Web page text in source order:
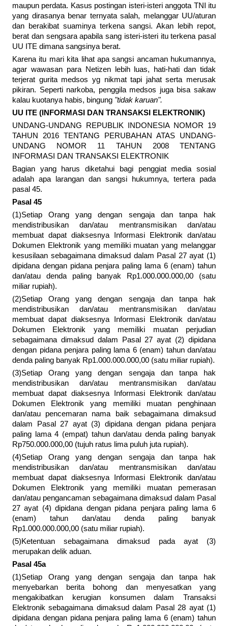
maupun perdata. Kasus postingan isteri-isteri anggota TNI itu
yang dirasanya benar ternyata salah, melanggar UU/aturan
dan berakibat suaminya terkena sangsi. Akan lebih repot,
berat dan sengsara apabila sang isteri-isteri itu terkena pasal
UU ITE dimana sangsinya berat.
Karena itu mari kita lihat apa sangsi ancaman hukumannya,
agar wawasan para Netizen lebih luas, hati-hati dan tidak
terjerat gurita medsos yg nikmat tapi jahat serta merusak
pikiran. Seperti narkoba, penggila medsos juga bisa sakaw
kalau kuotanya habis, bingung "tidak karuan".
UU ITE (INFORMASI DAN TRANSAKSI ELEKTRONIK)
UNDANG-UNDANG REPUBLIK INDONESIA NOMOR 19
TAHUN 2016 TENTANG PERUBAHAN ATAS UNDANG-
UNDANG NOMOR 11 TAHUN 2008 TENTANG
INFORMASI DAN TRANSAKSI ELEKTRONIK
Bagian yang harus diketahui bagi penggiat media sosial
adalah apa larangan dan sangsi hukumnya, tertera pada
pasal 45.
Pasal 45
(1)Setiap Orang yang dengan sengaja dan tanpa hak
mendistribusikan dan/atau mentransmisikan dan/atau
membuat dapat diaksesnya Informasi Elektronik dan/atau
Dokumen Elektronik yang memiliki muatan yang melanggar
kesusilaan sebagaimana dimaksud dalam Pasal 27 ayat (1)
dipidana dengan pidana penjara paling lama 6 (enam) tahun
dan/atau denda paling banyak Rp1.000.000.000,00 (satu
miliar rupiah).
(2)Setiap Orang yang dengan sengaja dan tanpa hak
mendistribusikan dan/atau mentransmisikan dan/atau
membuat dapat diaksesnya Informasi Elektronik dan/atau
Dokumen Elektronik yang memiliki muatan perjudian
sebagaimana dimaksud dalam Pasal 27 ayat (2) dipidana
dengan pidana penjara paling lama 6 (enam) tahun dan/atau
denda paling banyak Rp1.000.000.000,00 (satu miliar rupiah).
(3)Setiap Orang yang dengan sengaja dan tanpa hak
mendistribusikan dan/atau mentransmisikan dan/atau
membuat dapat diaksesnya Informasi Elektronik dan/atau
Dokumen Elektronik yang memiliki muatan penghinaan
dan/atau pencemaran nama baik sebagaimana dimaksud
dalam Pasal 27 ayat (3) dipidana dengan pidana penjara
paling lama 4 (empat) tahun dan/atau denda paling banyak
Rp750.000.000,00 (tujuh ratus lima puluh juta rupiah).
(4)Setiap Orang yang dengan sengaja dan tanpa hak
mendistribusikan dan/atau mentransmisikan dan/atau
membuat dapat diaksesnya Informasi Elektronik dan/atau
Dokumen Elektronik yang memiliki muatan pemerasan
dan/atau pengancaman sebagaimana dimaksud dalam Pasal
27 ayat (4) dipidana dengan pidana penjara paling lama 6
(enam) tahun dan/atau denda paling banyak
Rp1.000.000.000,00 (satu miliar rupiah).
(5)Ketentuan sebagaimana dimaksud pada ayat (3)
merupakan delik aduan.
Pasal 45a
(1)Setiap Orang yang dengan sengaja dan tanpa hak
menyebarkan berita bohong dan menyesatkan yang
mengakibatkan kerugian konsumen dalam Transaksi
Elektronik sebagaimana dimaksud dalam Pasal 28 ayat (1)
dipidana dengan pidana penjara paling lama 6 (enam) tahun